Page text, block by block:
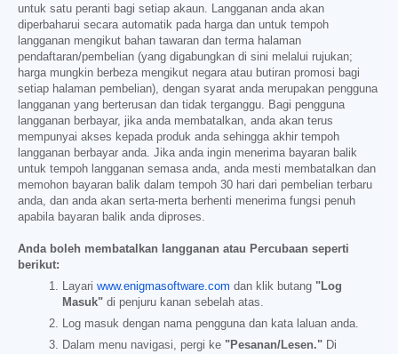
untuk satu peranti bagi setiap akaun. Langganan anda akan
diperbaharui secara automatik pada harga dan untuk tempoh
langganan mengikut bahan tawaran dan terma halaman
pendaftaran/pembelian (yang digabungkan di sini melalui rujukan;
harga mungkin berbeza mengikut negara atau butiran promosi bagi
setiap halaman pembelian), dengan syarat anda merupakan pengguna
langganan yang berterusan dan tidak terganggu. Bagi pengguna
langganan berbayar, jika anda membatalkan, anda akan terus
mempunyai akses kepada produk anda sehingga akhir tempoh
langganan berbayar anda. Jika anda ingin menerima bayaran balik
untuk tempoh langganan semasa anda, anda mesti membatalkan dan
memohon bayaran balik dalam tempoh 30 hari dari pembelian terbaru
anda, dan anda akan serta-merta berhenti menerima fungsi penuh
apabila bayaran balik anda diproses.
Anda boleh membatalkan langganan atau Percubaan seperti
berikut:
Layari www.enigmasoftware.com dan klik butang "Log
Masuk" di penjuru kanan sebelah atas.
Log masuk dengan nama pengguna dan kata laluan anda.
Dalam menu navigasi, pergi ke "Pesanan/Lesen." Di